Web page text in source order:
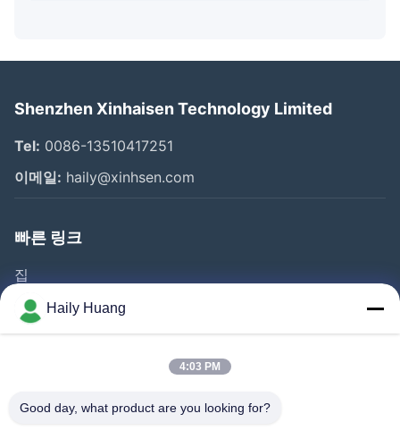
Shenzhen Xinhaisen Technology Limited
Tel: 0086-13510417251
이메일: haily@xinhsen.com
빠른 링크
집
제품 소개
동영상
공장 투어
Haily Huang
4:03 PM
Good day, what product are you looking for?